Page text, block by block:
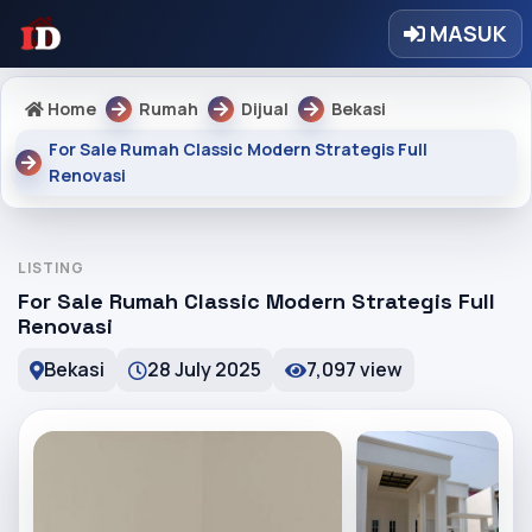
MASUK
Home Rumah Dijual
Bekasi
For Sale Rumah Classic Modern Strategis Full
Renovasi
LISTING
For Sale Rumah Classic Modern Strategis Full
Renovasi
Bekasi 28 July 2025 7,097 view